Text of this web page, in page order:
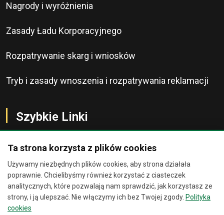
Nagrody i wyróżnienia
Zasady Ładu Korporacyjnego
Rozpatrywanie skarg i wniosków
Tryb i zasady wnoszenia i rozpatrywania reklamacji
Szybkie Linki
O Banku
Kontakt
Ta strona korzysta z plików cookies
Używamy niezbędnych plików cookies, aby strona działała
poprawnie. Chcielibyśmy również korzystać z ciasteczek
analitycznych, które pozwalają nam sprawdzić, jak korzystasz ze
strony, i ją ulepszać. Nie włączymy ich bez Twojej zgody. Polityka
cookies
Chat
Jesteśmy wirtualnymi